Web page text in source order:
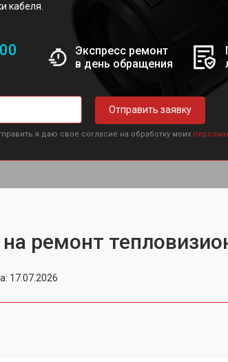
кабеля.
Экспресс ремонт
в день обращения
Отправить заявку
я даю свое согласие на обработку моих
ремонт
17.07.2026